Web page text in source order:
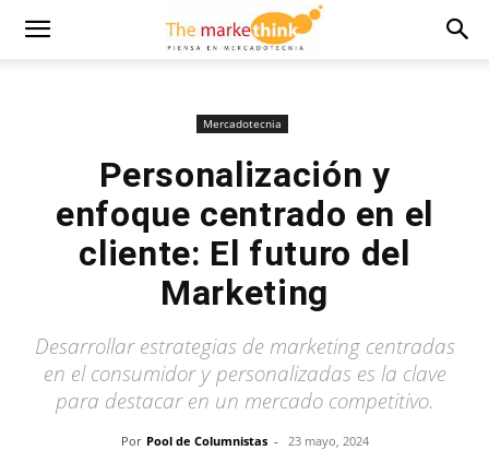
Mercadotecnia
Personalización y
enfoque centrado en el
cliente: El futuro del
Marketing
Desarrollar estrategias de marketing centradas
en el consumidor y personalizadas es la clave
para destacar en un mercado competitivo.
Por Pool de Columnistas - 23 mayo, 2024